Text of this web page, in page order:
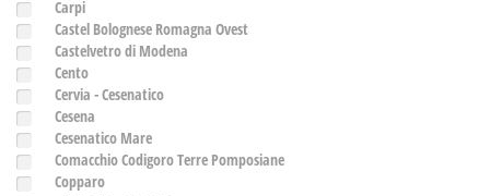
Carpi
Castel Bolognese Romagna Ovest
Castelvetro di Modena
Cento
Cervia - Cesenatico
Cesena
Cesenatico Mare
Comacchio Codigoro Terre Pomposiane
Copparo